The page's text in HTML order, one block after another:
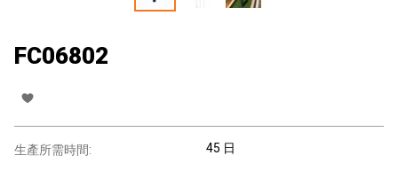
FC06802
生產所需時間: 45 日